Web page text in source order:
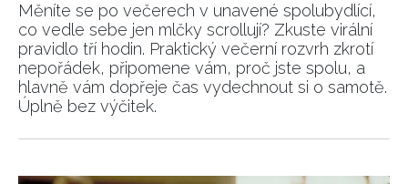
Měníte se po večerech v unavené spolubydlící,
co vedle sebe jen mlčky scrollují? Zkuste virální
pravidlo tří hodin. Praktický večerní rozvrh zkrotí
nepořádek, připomene vám, proč jste spolu, a
hlavně vám dopřeje čas vydechnout si o samotě.
Úplně bez výčitek.